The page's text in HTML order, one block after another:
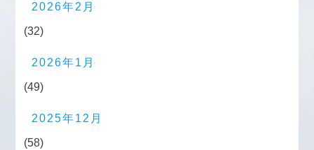
2026年2月
(32)
2026年1月
(49)
2025年12月
(58)